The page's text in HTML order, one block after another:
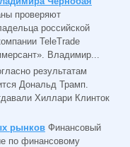
проверяют
российской
TeleTrade
Владимир...
результатам
Дональд Трамп.
Хиллари Клинток
рынков Финансовый
по финансовому